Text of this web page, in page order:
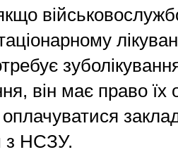
він має право їх
з НСЗУ.